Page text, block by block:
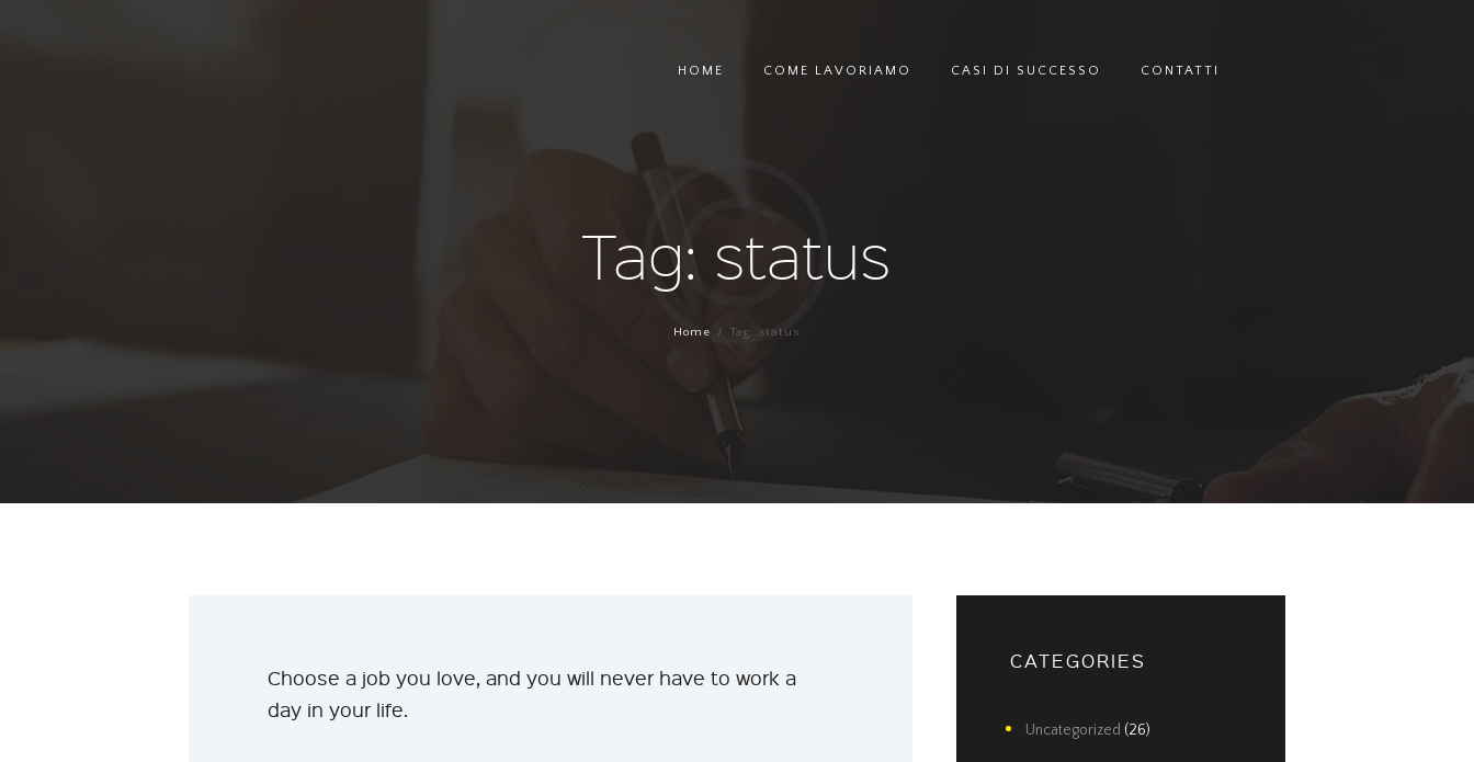
HOME COME LAVORIAMO CASI DI SUCCESSO CONTATTI
Tag: status
Home Tag: status
Choose a job you love, and you will never have to work a
day in your life.
CATEGORIES
Uncategorized (26)